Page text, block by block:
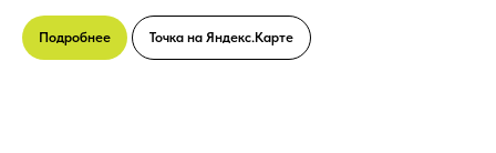
Подробнее Точка на Яндекс.Карте